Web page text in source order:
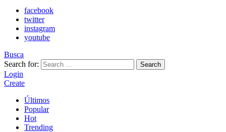
facebook
twitter
instagram
youtube
Busca
Search for:
Search
Login
Create
Últimos
Popular
Hot
Trending